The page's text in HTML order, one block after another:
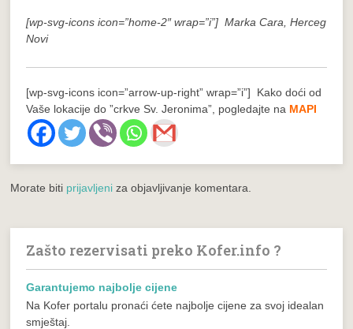
[wp-svg-icons icon=”home-2″ wrap=”i”] Marka Cara, Herceg
Novi
[wp-svg-icons icon=”arrow-up-right” wrap=”i”] Kako doći od
Vaše lokacije do ”crkve Sv. Jeronima”, pogledajte na MAPI
Morate biti prijavljeni za objavljivanje komentara.
Zašto rezervisati preko Kofer.info ?
Garantujemo najbolje cijene
Na Kofer portalu pronaći ćete najbolje cijene za svoj idealan
smještaj.